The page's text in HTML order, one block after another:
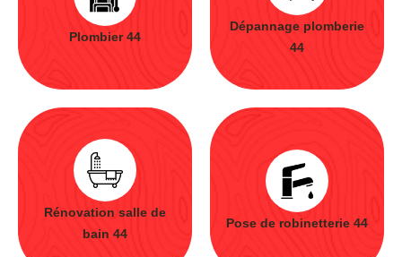
Plombier 44
Dépannage plomberie
44
Rénovation salle de
bain 44
Pose de robinetterie 44